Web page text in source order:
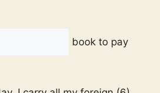
book to pay